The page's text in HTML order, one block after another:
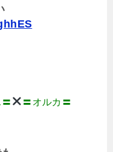
〓オルカ〓